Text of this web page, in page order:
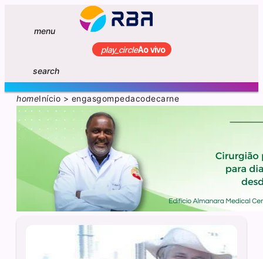
menu
play_circleAo vivo
search
homeInício > engasgompedacodecarne